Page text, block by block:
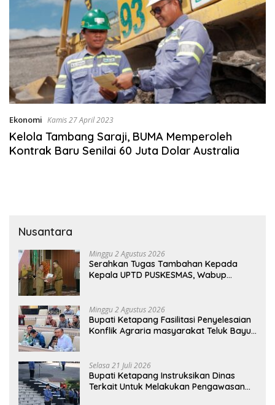
Ekonomi Kamis 27 April 2023
Kelola Tambang Saraji, BUMA Memperoleh
Kontrak Baru Senilai 60 Juta Dolar Australia
Nusantara
Minggu 2 Agustus 2026
Serahkan Tugas Tambahan Kepada
Kepala UPTD PUSKESMAS, Wabup
Minggu 2 Agustus 2026
Bupati Ketapang Fasilitasi Penyelesaian
Konflik Agraria masyarakat Teluk Bayur
Selasa 21 Juli 2026
Bupati Ketapang Instruksikan Dinas
Terkait Untuk Melakukan Pengawasan